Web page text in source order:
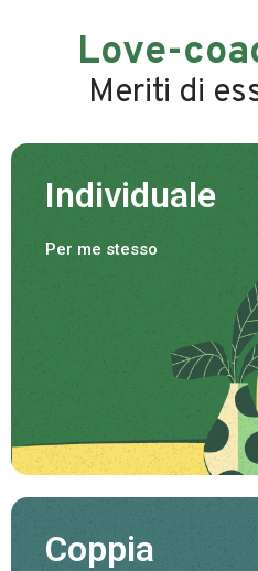
Love-
Meriti di
Individuale
Per me stesso
Coppia